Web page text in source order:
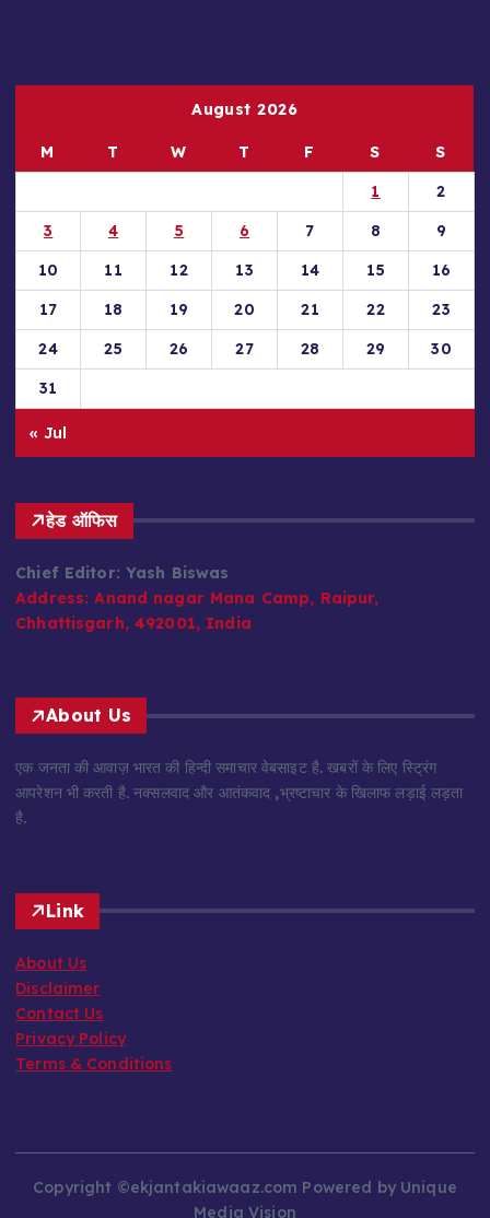
August 2026
M T W T F S
S
1
2
3
4 5 6 7 8
9
10
11 12 13 14 15
16
17
18 19 20 21 22
23
24
25 26 27 28 29
30
31
« Jul
हेड ऑफिस
Chief Editor: Yash Biswas
Address: Anand nagar Mana Camp, Raipur,
Chhattisgarh, 492001, India
About Us
एक जनता की आवाज़ भारत की हिन्दी समाचार वेबसाइट है. खबरों के लिए स्ट्रिंग
आपरेशन भी करती है. नक्सलवाद और आतंकवाद ,भ्रष्टाचार के खिलाफ लड़ाई लड़ता
है.
Link
About Us
Disclaimer
Contact Us
Privacy Policy
Terms & Conditions
Copyright ©ekjantakiawaaz.com Powered by Unique
Media Vision